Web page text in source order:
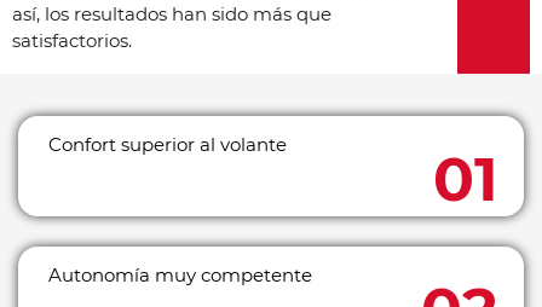
así, los resultados han sido más que
satisfactorios.
Confort superior al volante
Autonomía muy competente